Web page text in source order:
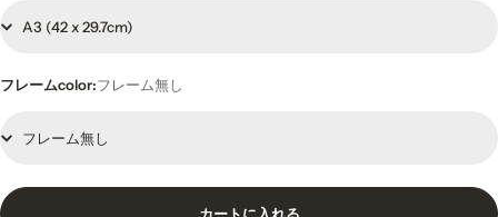
フレームcolor:フレーム無し
カートに入れる